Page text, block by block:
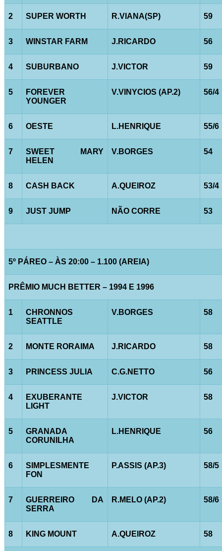
2 SUPER WORTH R.VIANA(SP) 59
3 WINSTAR FARM J.RICARDO 56
4 SUBURBANO J.VICTOR 59
5
FOREVER
YOUNGER
V.VINYCIOS (AP.2) 56/4
6 OESTE L.HENRIQUE 55/6
7
SWEET MARY
HELEN
V.BORGES 54
8 CASH BACK A.QUEIROZ 53/4
9 JUST JUMP NÃO CORRE 53
5º PÁREO – ÀS 20:00 – 1.100 (AREIA)
PRÊMIO MUCH BETTER – 1994 E 1996
1
CHRONNOS
SEATTLE
V.BORGES 58
2 MONTE RORAIMA J.RICARDO 58
3 PRINCESS JULIA C.G.NETTO 56
4
EXUBERANTE
LIGHT
J.VICTOR 58
5
GRANADA
CORUNILHA
L.HENRIQUE 56
6
SIMPLESMENTE
FON
P.ASSIS (AP.3) 58/5
7
GUERREIRO DA
SERRA
R.MELO (AP.2) 58/6
8 KING MOUNT A.QUEIROZ 58